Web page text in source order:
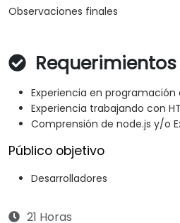
Observaciones finales
Requerimientos
Experiencia en
Experiencia trabajando con
Comprensión de node.js y/o
Público objetivo
Desarrolladores
21 Horas